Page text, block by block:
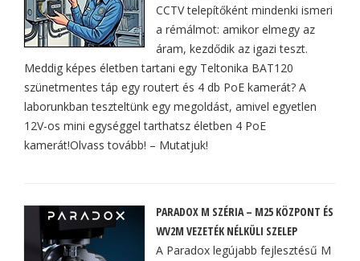
CCTV telepítőként mindenki ismeri
a rémálmot: amikor elmegy az
áram, kezdődik az igazi teszt.
Meddig képes életben tartani egy Teltonika BAT120
szünetmentes táp egy routert és 4 db PoE kamerát? A
laborunkban teszteltünk egy megoldást, amivel egyetlen
12V-os mini egységgel tarthatsz életben 4 PoE
kamerát!Olvass tovább! – Mutatjuk!
PARADOX M SZÉRIA – M25 KÖZPONT ÉS
WV2M VEZETÉK NÉLKÜLI SZELEP
A Paradox legújabb fejlesztésű M